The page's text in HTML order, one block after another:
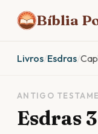
Bíblia
Livros/Esdras/
ANTIGO
Esdras 3